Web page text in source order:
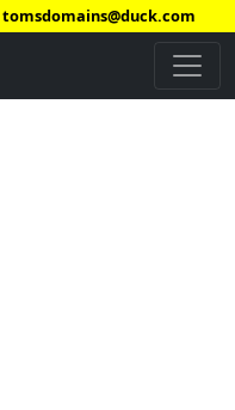
tomsdomains@duck.com